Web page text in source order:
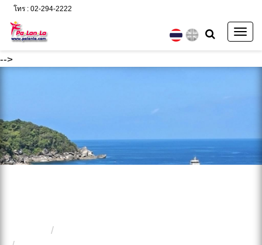
-->
โทร : 02-294-2222